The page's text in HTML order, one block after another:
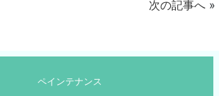
次の記事へ »
ペインテナンス